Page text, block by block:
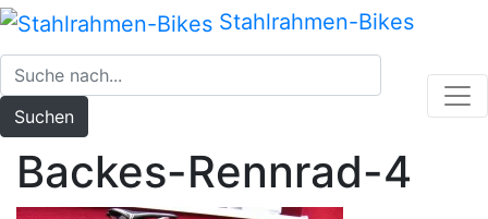
Zum
Inhalt
springen
Stahlrahmen-Bikes
Suchen
Backes-Rennrad-4